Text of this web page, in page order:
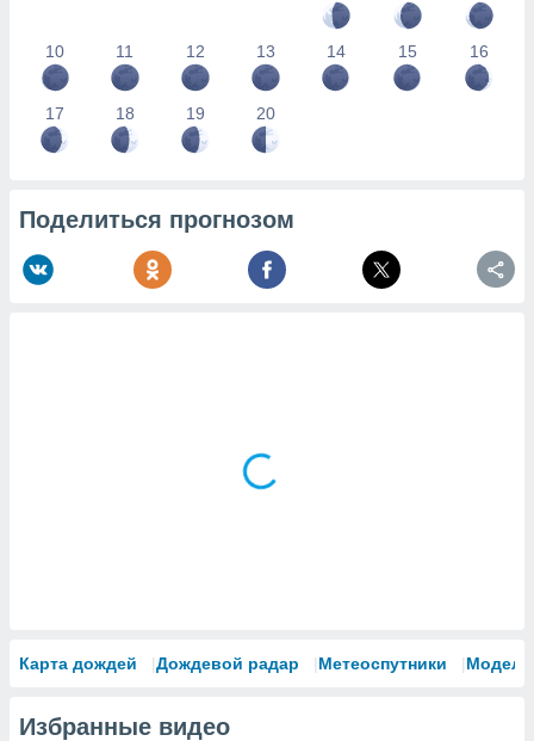
10 11 12 13 14 15 16
17 18 19 20
Поделиться прогнозом
Карта дождей Дождевой радар Метеоспутники Модели
Избранные видео